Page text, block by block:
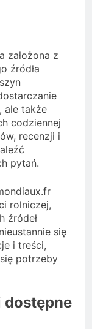
założona z
źródła
ale także
codziennej
recenzji i
pytań.
rolniczej,
źródeł
się
i treści,
potrzeby
dostępne